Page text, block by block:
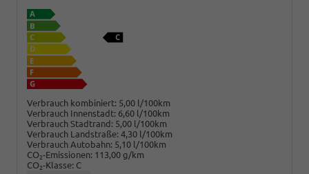
Verbrauch kombiniert: 5,00 l/100km
Verbrauch Innenstadt: 6,60 l/100km
Verbrauch Stadtrand: 5,00 l/100km
Verbrauch Landstraße: 4,30 l/100km
Verbrauch Autobahn: 5,10 l/100km
CO2-Emissionen: 113,00 g/km
CO2-Klasse: C